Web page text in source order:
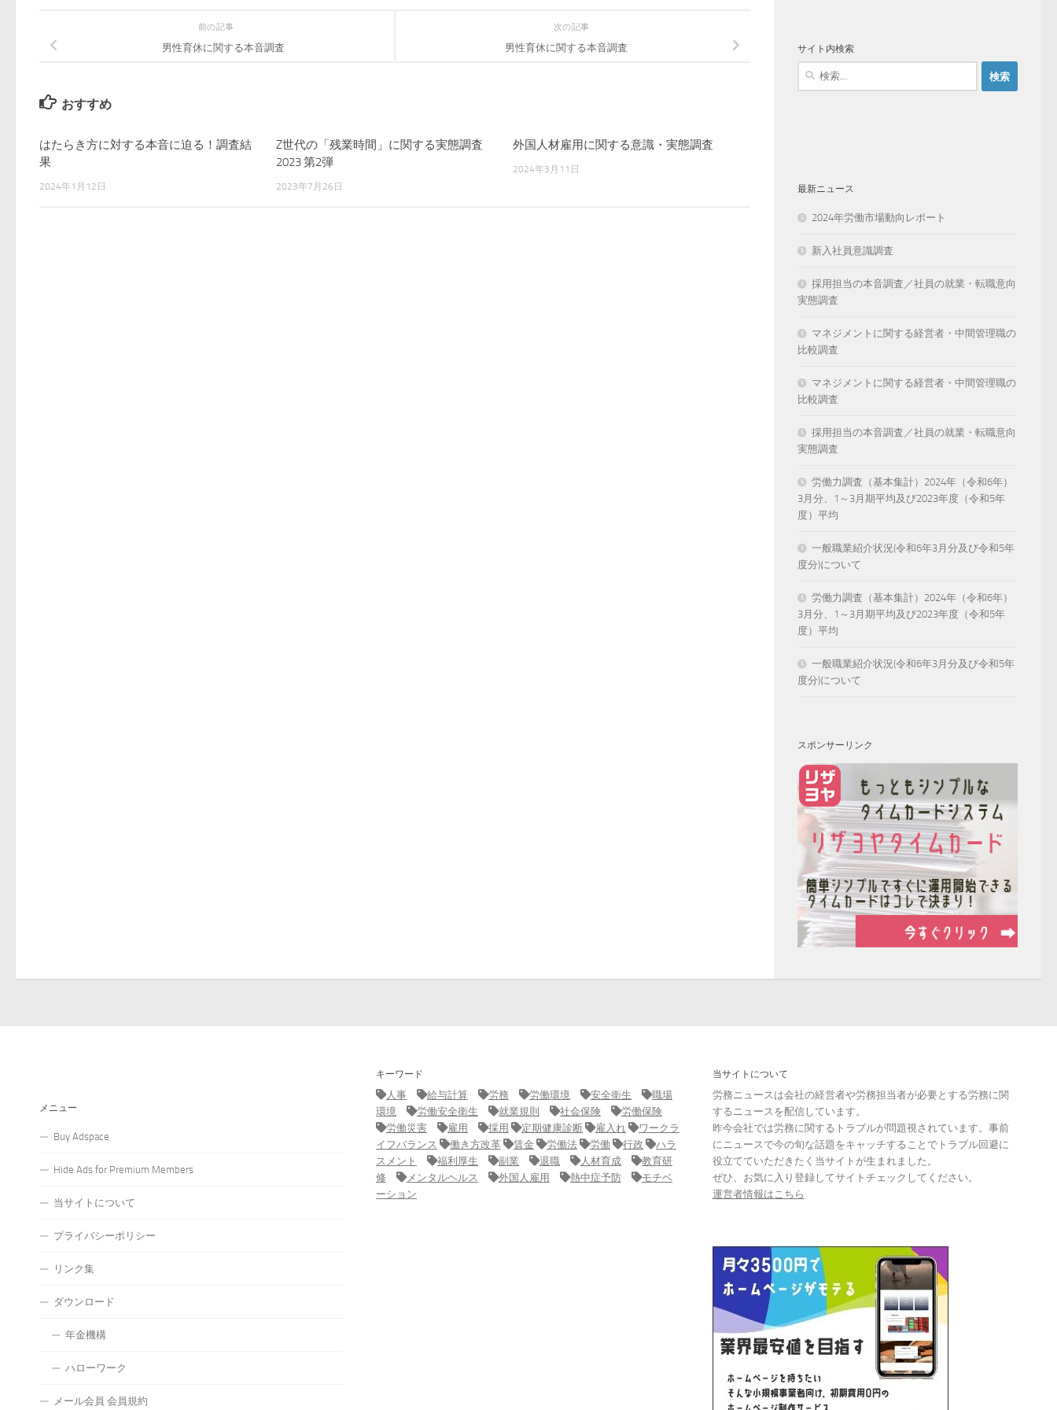
次の記事
男性育休に関する本音調査
前の記事
男性育休に関する本音調査
おすすめ
はたらき方に対する本音に迫る！調査結
果
2024年1月12日
Z世代の「残業時間」に関する実態調査
2023 第2弾
2023年7月26日
外国人材雇用に関する意識・実態調査
2024年3月11日
サイト内検索
検
最新ニュース
2024年労働市場動向レポート
新入社員意識調査
採用担当の本音調査／社員の就業・転職意向
実態調査
マネジメントに関する経営者・中間管理職の
比較調査
マネジメントに関する経営者・中間管理職の
比較調査
採用担当の本音調査／社員の就業・転職意向
実態調査
労働力調査（基本集計）2024年（令和6年）
3月分、1～3月期平均及び2023年度（令和5年
度）平均
一般職業紹介状況(令和6年3月分及び令和5年
度分)について
労働力調査（基本集計）2024年（令和6年）
3月分、1～3月期平均及び2023年度（令和5年
度）平均
一般職業紹介状況(令和6年3月分及び令和5年
度分)について
スポンサーリンク
メニュー
Buy Adspace
Hide Ads for Premium Members
当サイトについて
プライバシーポリシー
リンク集
ダウンロード
年金機構
ハローワーク
メール会員 会員規約
キーワード
人事
給与計算 労務 労働環境 安全衛生
職場
環境
労働安全衛生 就業規則 社会保険
労働保険
労働災害
雇用 採用 定期健康診断 雇入れ
ワークラ
イフバランス
働き方改革 賃金 労働法 労働 行政
ハラ
スメント
福利厚生 副業 退職 人材育成
教育研
修
メンタルヘルス 外国人雇用 熱中症予防
モチベ
ーション
当サイトについて
労務ニュースは会社の経営者や労務担当者が必要とする労務に関
するニュースを配信しています。
昨今会社では労務に関するトラブルが問題視されています。事前
にニュースで今の旬な話題をキャッチすることでトラブル回避に
役立てていただきたく当サイトが生まれました。
ぜひ、お気に入り登録してサイトチェックしてください。
運営者情報はこちら